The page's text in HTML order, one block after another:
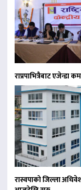
राप्रपाभित्रैबाट एजेन्डा
रास्वपाको जिल्ला